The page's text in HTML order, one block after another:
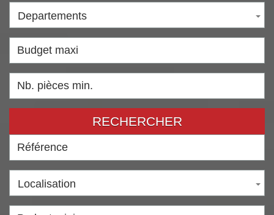
Departements
RECHERCHER
Localisation